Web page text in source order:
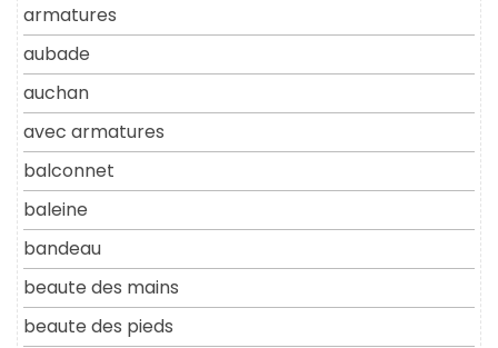
armatures
aubade
auchan
avec armatures
balconnet
baleine
bandeau
beaute des mains
beaute des pieds